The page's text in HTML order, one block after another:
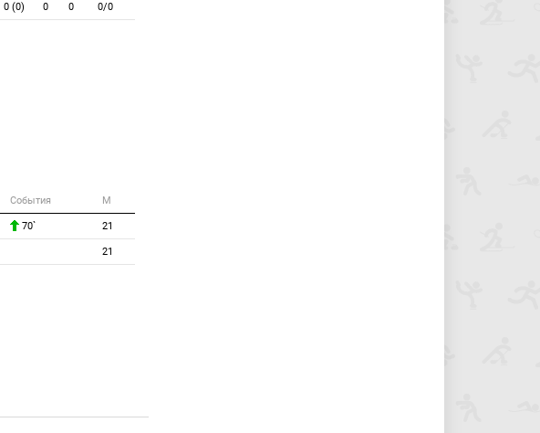
0 (0) 0 0 0/0
События М
70` 21
21